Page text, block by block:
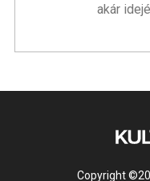
akár
Copyright